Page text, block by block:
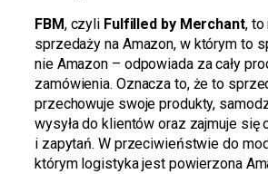
FBM, czyli Fulfilled by Merchant, to
sprzedaży na Amazon, w którym to
nie Amazon – odpowiada za cały
zamówienia. Oznacza to, że to
przechowuje swoje produkty,
wysyła do klientów oraz zajmuje się
i zapytań. W przeciwieństwie do
którym logistyka jest powierzona